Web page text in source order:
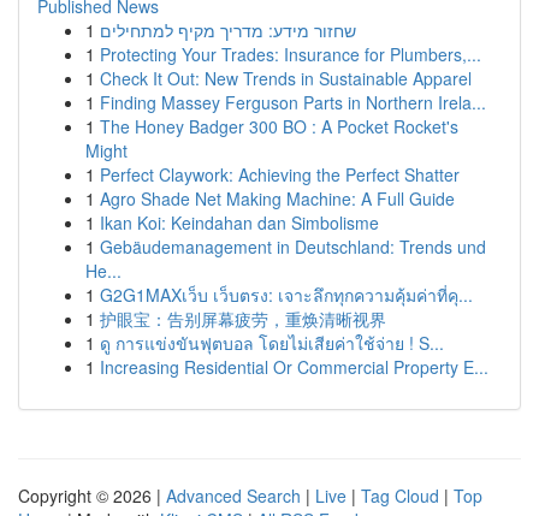
Published News
1 שחזור מידע: מדריך מקיף למתחילים
1 Protecting Your Trades: Insurance for Plumbers,...
1 Check It Out: New Trends in Sustainable Apparel
1 Finding Massey Ferguson Parts in Northern Irela...
1 The Honey Badger 300 BO : A Pocket Rocket's
Might
1 Perfect Claywork: Achieving the Perfect Shatter
1 Agro Shade Net Making Machine: A Full Guide
1 Ikan Koi: Keindahan dan Simbolisme
1 Gebäudemanagement in Deutschland: Trends und
He...
1 G2G1MAXเว็บ เว็บตรง: เจาะลึกทุกความคุ้มค่าที่คุ...
1 护眼宝：告别屏幕疲劳，重焕清晰视界
1 ดู การแข่งขันฟุตบอล โดยไม่เสียค่าใช้จ่าย ! S...
1 Increasing Residential Or Commercial Property E...
Copyright © 2026 | Advanced Search | Live | Tag Cloud | Top